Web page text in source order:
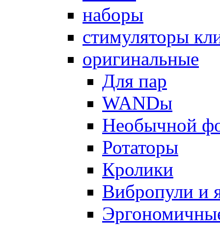
наборы
стимуляторы
оригинальные
Для пар
WANDы
Необычной
Ротаторы
Кролики
Вибропули и